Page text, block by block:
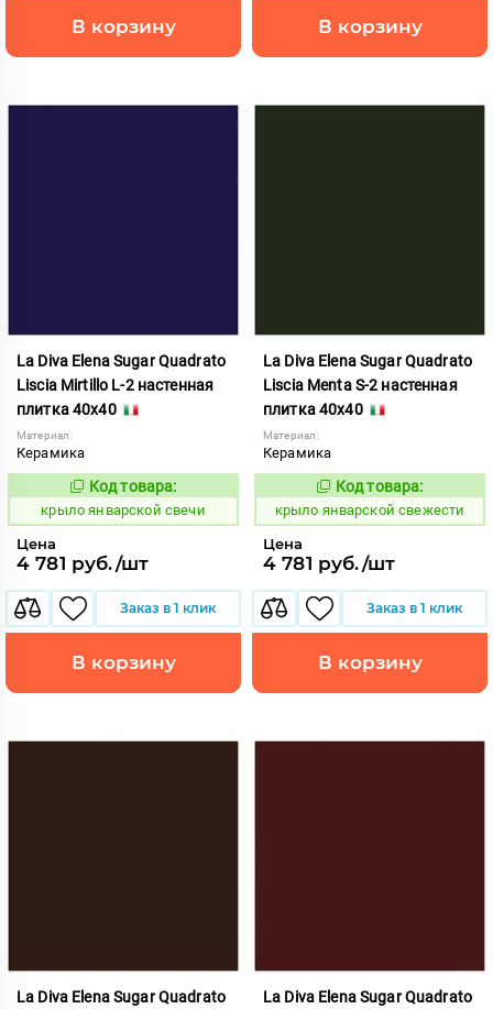
В корзину В корзину
La Diva Elena Sugar Quadrato
Liscia Mirtillo L-2 настенная
плитка 40x40
Материал:
Керамика
843459
Код товара:
крыло январской свечи
Цена
4 781 руб./шт
Заказ в 1 клик
В корзину
La Diva Elena Sugar Quadrato
Liscia Menta S-2 настенная
плитка 40x40
Материал:
Керамика
843458
Код товара:
крыло январской свежести
Цена
4 781 руб./шт
Заказ в 1 клик
В корзину
La Diva Elena Sugar Quadrato
La Diva Elena Sugar Quadrato